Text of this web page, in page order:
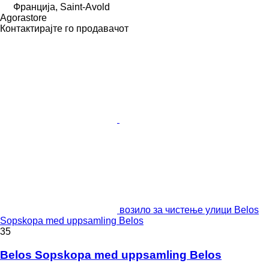
Франција, Saint-Avold
Agorastore
Контактирајте го продавачот
возило за чистење улици Belos
Sopskopa med uppsamling Belos
35
Belos Sopskopa med uppsamling Belos